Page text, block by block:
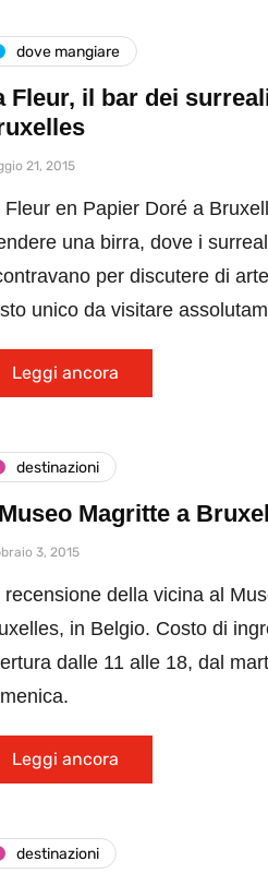
dove mangiare
Fleur, il bar dei
21, 2015
Fleur en Papier Doré a
una birra, dove i
per discutere di
unico da visitare
Leggi ancora
destinazioni
Magritte a
3, 2015
recensione della vicina al
in Belgio. Costo di
dalle 11 alle 18, dal
Leggi ancora
destinazioni